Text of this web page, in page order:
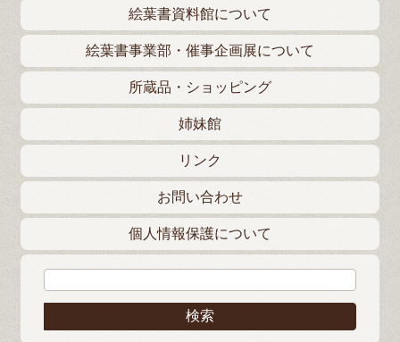
絵葉書資料館について
絵葉書事業部・催事企画展について
所蔵品・ショッピング
姉妹館
リンク
お問い合わせ
個人情報保護について